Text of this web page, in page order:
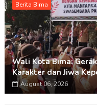
Berita Bima
Wali Kota Bima:
Karakter dan Jiwa
August 06, 2026